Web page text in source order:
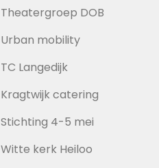
Theatergroep DOB
Urban mobility
TC Langedijk
Kragtwijk catering
Stichting 4-5 mei
Witte kerk Heiloo